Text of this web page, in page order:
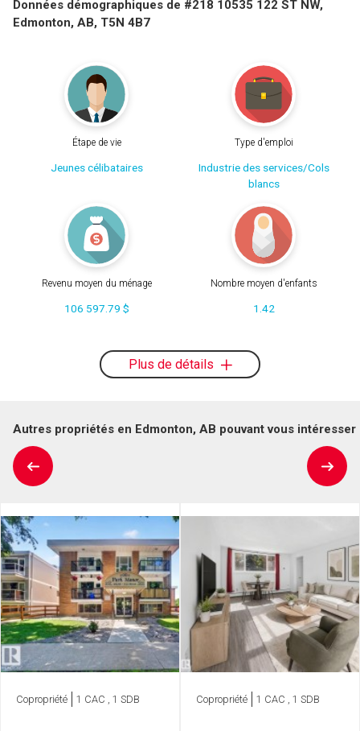
Données démographiques de #218 10535 122 ST NW,
Edmonton, AB, T5N 4B7
Étape de vie
Jeunes célibataires
Type d'emploi
Industrie des services/Cols
blancs
Revenu moyen du ménage
106 597.79 $
Nombre moyen d'enfants
1.42
Plus de détails
Autres propriétés en Edmonton, AB pouvant vous intéresser
Copropriété 1 CAC , 1 SDB Copropriété 1 CAC , 1 SDB